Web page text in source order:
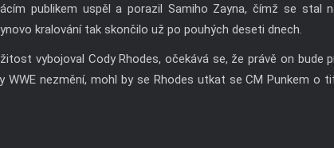
publikem uspěl a porazil Samiho Zayna, čímž se stal
kralování tak skončilo už po pouhých deseti dnech.
vybojoval Cody Rhodes, očekává se, že právě on bude
WWE nezmění, mohl by se Rhodes utkat se CM Punkem o